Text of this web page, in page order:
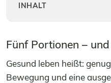
INHALT
Fünf Portionen –
Gesund leben heißt:
Bewegung und eine